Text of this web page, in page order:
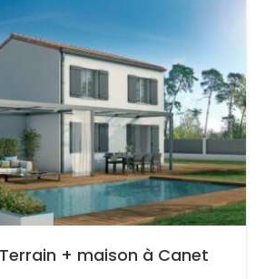
+ maison à Canet